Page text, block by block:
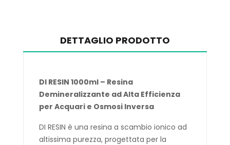
DETTAGLIO PRODOTTO
DI RESIN 1000ml – Resina
Demineralizzante ad Alta Efficienza
per Acquari e Osmosi Inversa
DI RESIN è una resina a scambio ionico ad
altissima purezza, progettata per la